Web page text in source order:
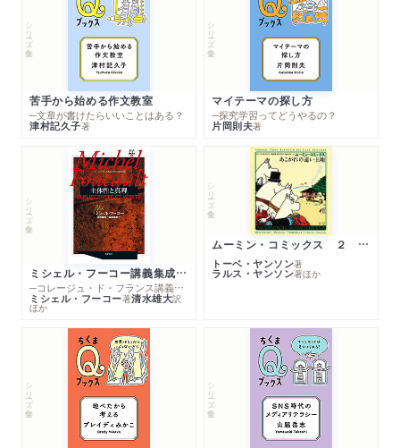
シリーズ・全集
苦手から始める作文教室
─文章が書けたらいいことはある？
津村記久子著
シリーズ・全集
マイテーマの探し方
─探究学習ってどうやるの？
片岡則夫著
シリーズ・全集
ミシェル・フーコー講義集成１０ 主体性と真理
─コレージュ・ド・フランス講義１９８０－１９８１年度
ミシェル・フーコー著清水雄大訳
ほか
シリーズ・全集
ムーミン・コミックス ２ あこがれの遠い土地
トーベ・ヤンソン著
ラルス・ヤンソン著ほか
シリーズ・全集 シリーズ・全集